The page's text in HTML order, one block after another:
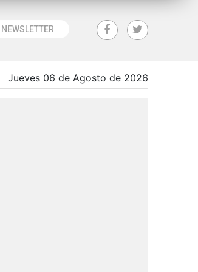
NEWSLETTER
Jueves 06 de Agosto de 2026